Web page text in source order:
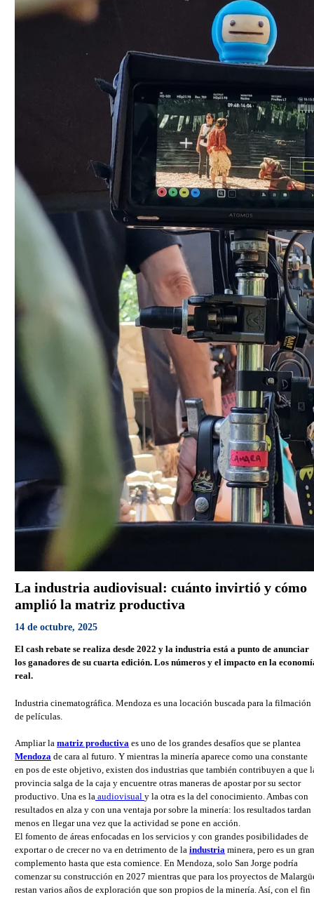
La industria audiovisual: cuánto invirtió y cómo
amplió la matriz productiva
14 de octubre, 2025
El cash rebate se realiza desde 2022 y la industria está a punto de anunciar
los ganadores de su cuarta edición. Los números y el impacto en la
real.
Industria cinematográfica. Mendoza es una locación buscada para la filmación
de películas.
Ampliar la matriz productiva es uno de los grandes desafíos que se plantea
Mendoza de cara al futuro. Y mientras la minería aparece como una constante
en pos de este objetivo, existen dos industrias que también contribuyen a que
provincia salga de la caja y encuentre otras maneras de apostar por su sector
productivo. Una es la audiovisual y la otra es la del conocimiento. Ambas con
resultados en alza y con una ventaja por sobre la minería: los resultados tardan
menos en llegar una vez que la actividad se pone en acción.
El fomento de áreas enfocadas en los servicios y con grandes posibilidades de
exportar o de crecer no va en detrimento de la industria minera, pero es un gran
complemento hasta que esta comience. En Mendoza, solo San Jorge podría
comenzar su construcción en 2027 mientras que para los proyectos de
restan varios años de exploración que son propios de la minería. Así, con el fin